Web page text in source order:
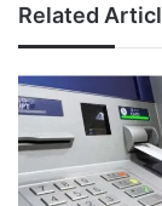
यात्रा के दौरान
होकर गहरी
वाहन पूरी तरह
लोगों की मौत
Related